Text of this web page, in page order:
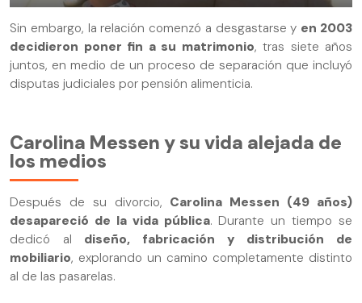
Sin embargo, la relación comenzó a desgastarse y en 2003
decidieron poner fin a su matrimonio, tras siete años
juntos, en medio de un proceso de separación que incluyó
disputas judiciales por pensión alimenticia.
Carolina Messen y su vida alejada de
los medios
Después de su divorcio, Carolina Messen (49 años)
desapareció de la vida pública. Durante un tiempo se
dedicó al diseño, fabricación y distribución de
mobiliario, explorando un camino completamente distinto
al de las pasarelas.